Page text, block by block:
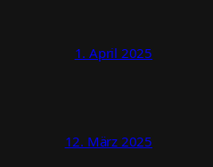
1. April 2025
12. März 2025